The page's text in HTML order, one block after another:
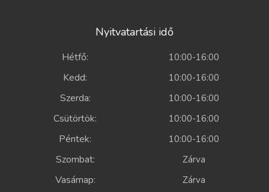
Nyitvatartási idő
Hétfő: 10:00-16:00
Kedd: 10:00-16:00
Szerda: 10:00-16:00
Csütörtök: 10:00-16:00
Péntek: 10:00-16:00
Szombat: Zárva
Vasárnap: Zárva